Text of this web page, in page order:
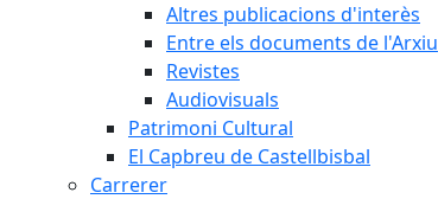
Altres publicacions d'interès
Entre els documents de l'Arxiu
Revistes
Audiovisuals
Patrimoni Cultural
El Capbreu de Castellbisbal
Carrerer